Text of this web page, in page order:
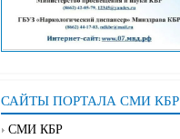
САЙТЫ ПОРТАЛА СМИ КБР
СМИ КБР